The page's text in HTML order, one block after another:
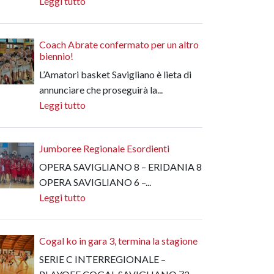
Coach Abrate confermato per un altro
biennio!
L’Amatori basket Savigliano è lieta di
annunciare che proseguirà la...
Leggi tutto
Jumboree Regionale Esordienti
OPERA SAVIGLIANO 8 – ERIDANIA 8
OPERA SAVIGLIANO 6 –...
Leggi tutto
Cogal ko in gara 3, termina la stagione
SERIE C INTERREGIONALE –